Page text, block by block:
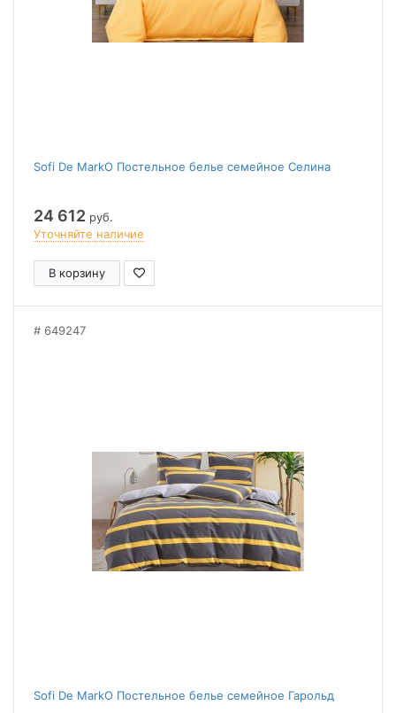
Sofi De MarkO Постельное белье семейное Селина
24 612 руб.
Уточняйте наличие
В корзину
649247
Sofi De MarkO Постельное белье семейное Гарольд